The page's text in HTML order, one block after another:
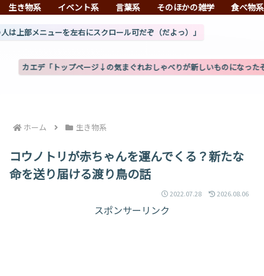
生き物系 イベント系 言葉系 そのほかの雑学 食べ物
を左右にスクロール可だぞ（だよっ）」
ップページ↓の気まぐれおしゃべりが新しいものになったぞ」(8/3更新)
ホーム 生き物系
コウノトリが赤ちゃんを運んでくる？新たな
命を送り届ける渡り鳥の話
2022.07.28 2026.08.06
スポンサーリンク